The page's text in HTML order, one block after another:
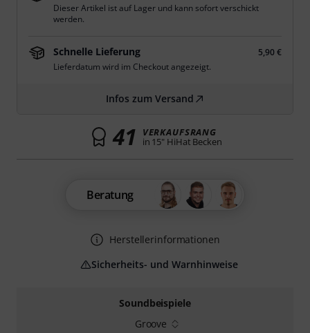
Soundbeispiele
Groove
Dieser Artikel ist auf Lager und kann sofort verschickt
werden.
Schnelle Lieferung
5,90 €
Lieferdatum wird im Checkout angezeigt.
Infos zum Versand
41 VERKAUFSRANG
in 15" HiHat Becken
Beratung
Herstellerinformationen
Sicherheits- und Warnhinweise